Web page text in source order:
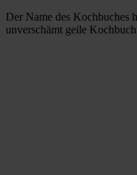
Der Name des Kochbuches
unverschämt geile